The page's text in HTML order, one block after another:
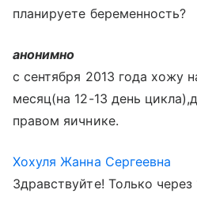
планируете беременность?
анонимно
с сентября 2013 года хожу
месяц(на 12-13 день
правом яичнике.
Хохуля Жанна Сергеевна
Здравствуйте! Только через